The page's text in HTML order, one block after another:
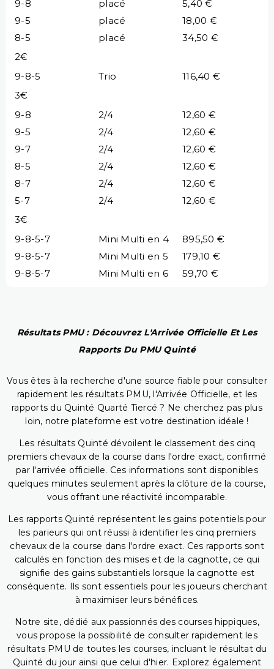
9-8 placé
5,40 €
9-5
placé
18,00 €
8-5
placé
34,50 €
2€
9-8-5
Trio
116,40 €
3€
9-8
2/4
12,60 €
9-5
2/4
12,60 €
9-7
2/4
12,60 €
8-5
2/4
12,60 €
8-7
2/4
12,60 €
5-7
2/4
12,60 €
3€
9-8-5-7
Mini Multi en 4
895,50 €
9-8-5-7
Mini Multi en 5
179,10 €
9-8-5-7
Mini Multi en 6 59,70 €
Résultats PMU : Découvrez L'Arrivée Officielle Et Les
Rapports Du PMU Quinté
Vous êtes à la recherche d'une source fiable pour consulter
rapidement les résultats PMU, l'Arrivée Officielle, et les
rapports du Quinté Quarté Tiercé ? Ne cherchez pas plus
loin, notre plateforme est votre destination idéale !
Les résultats Quinté dévoilent le classement des cinq
premiers chevaux de la course dans l'ordre exact, confirmé
par l'arrivée officielle. Ces informations sont disponibles
quelques minutes seulement après la clôture de la course,
vous offrant une réactivité incomparable.
Les rapports Quinté représentent les gains potentiels pour
les parieurs qui ont réussi à identifier les cinq premiers
chevaux de la course dans l'ordre exact. Ces rapports sont
calculés en fonction des mises et de la cagnotte, ce qui
signifie des gains substantiels lorsque la cagnotte est
conséquente. Ils sont essentiels pour les joueurs cherchant
à maximiser leurs bénéfices.
Notre site, dédié aux passionnés des courses hippiques,
vous propose la possibilité de consulter rapidement les
résultats PMU de toutes les courses, incluant le résultat du
Quinté du jour ainsi que celui d'hier. Explorez également